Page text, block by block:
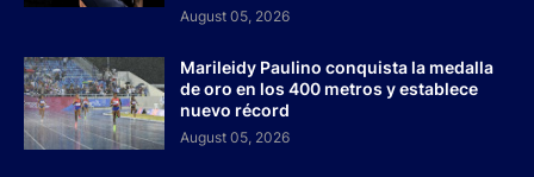
August 05, 2026
Marileidy Paulino conquista la medalla
de oro en los 400 metros y establece
nuevo récord
August 05, 2026